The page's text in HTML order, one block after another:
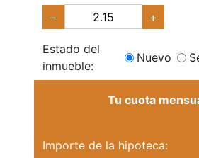
−
+
Estado del
inmueble:
Nuevo
Tu cuota
Importe de la hipoteca: